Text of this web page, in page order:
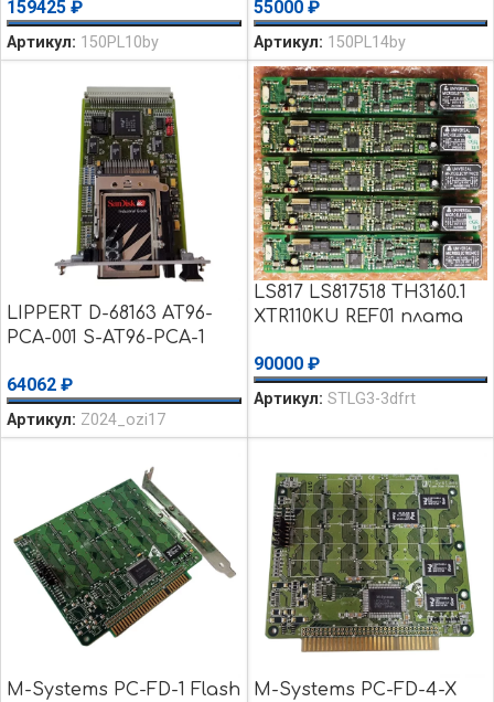
UM6116K-2L б/у
159425 ₽
Артикул: 150PL10by
55000 ₽
Артикул: 150PL14by
LIPPERT D-68163 AT96-
PCA-001 S-AT96-PCA-1
TECHNIK GMBH уценка
использовалось
64062 ₽
Артикул: Z024_ozi17
LS817 LS817518 TH3160.1
XTR110KU REF01 плата
90000 ₽
Артикул: STLG3-3dfrt
M-Systems PC-FD-1 Flash
M-Systems PC-FD-4-X